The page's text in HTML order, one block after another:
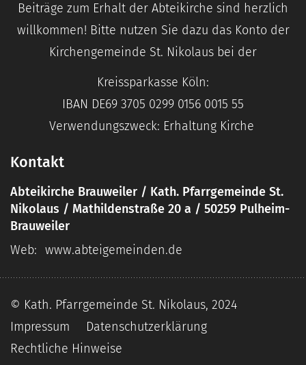
Beiträge zum Erhalt der Abteikirche sind herzlich
willkommen! Bitte nutzen Sie dazu das Konto der
Kirchengemeinde St. Nikolaus bei der
Kreissparkasse Köln:
IBAN DE69 3705 0299 0156 0015 55
Verwendungszweck: Erhaltung Kirche
Kontakt
Abteikirche Brauweiler / Kath. Pfarrgemeinde St.
Nikolaus / Mathildenstraße 20 a / 50259 Pulheim-
Brauweiler
Web: www.abteigemeinden.de
© Kath. Pfarrgemeinde St. Nikolaus, 2024
Impressum
Datenschutzerklärung
Rechtliche Hinweise